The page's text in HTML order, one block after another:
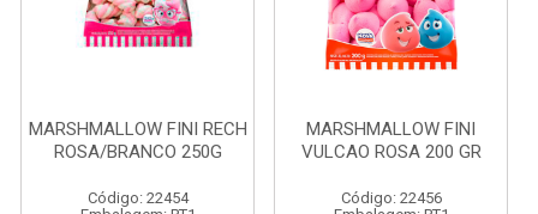
MARSHMALLOW FINI RECH
ROSA/BRANCO 250G
Código: 22454
MARSHMALLOW FINI
VULCAO ROSA 200 GR
Código: 22456